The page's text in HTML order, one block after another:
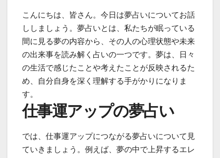
こんにちは、皆さん。今日は夢占いについてお話
ししましょう。夢占いとは、私たちが眠っている
間に見る夢の内容から、その人の心理状態や未来
の出来事を読み解く占いの一つです。夢は、日々
の生活で感じたことや考えたことが反映されるた
め、自分自身を深く理解する手がかりになりま
す。
仕事運アップの夢占い
では、仕事運アップにつながる夢占いについて見
ていきましょう。例えば、夢の中で上昇するエレ